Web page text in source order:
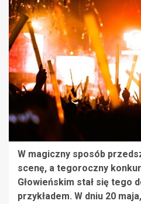
W magiczny sposób
scenę, a tegoroczny
Głowieńskim stał się tego
przykładem. W dniu 20